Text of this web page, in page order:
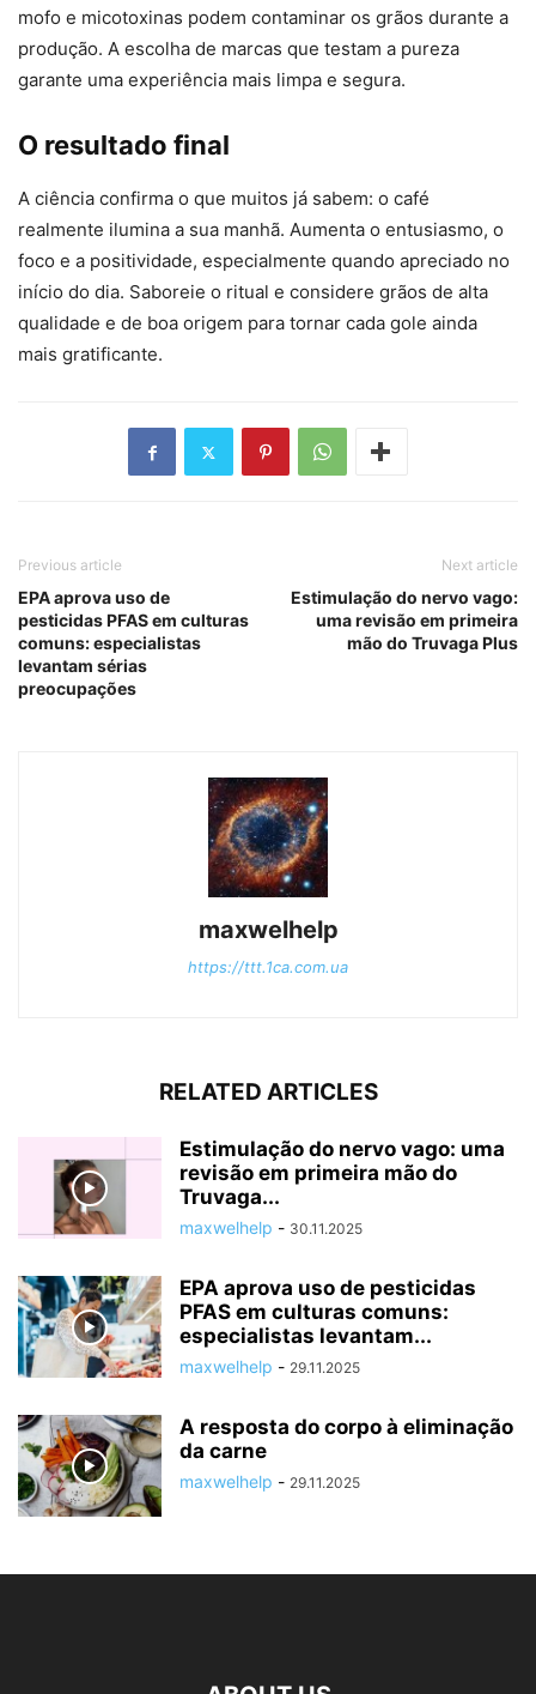
mofo e micotoxinas podem contaminar os grãos durante a
produção. A escolha de marcas que testam a pureza
garante uma experiência mais limpa e segura.
O resultado final
A ciência confirma o que muitos já sabem: o café
realmente ilumina a sua manhã. Aumenta o entusiasmo, o
foco e a positividade, especialmente quando apreciado no
início do dia. Saboreie o ritual e considere grãos de alta
qualidade e de boa origem para tornar cada gole ainda
mais gratificante.
Previous article
EPA aprova uso de
pesticidas PFAS em culturas
comuns: especialistas
levantam sérias
preocupações
Next article
Estimulação do nervo vago:
uma revisão em primeira
mão do Truvaga Plus
maxwelhelp
https://ttt.1ca.com.ua
RELATED ARTICLES
Estimulação do nervo vago: uma
revisão em primeira mão do
Truvaga...
maxwelhelp - 30.11.2025
EPA aprova uso de pesticidas
PFAS em culturas comuns:
especialistas levantam...
maxwelhelp - 29.11.2025
A resposta do corpo à eliminação
da carne
maxwelhelp - 29.11.2025